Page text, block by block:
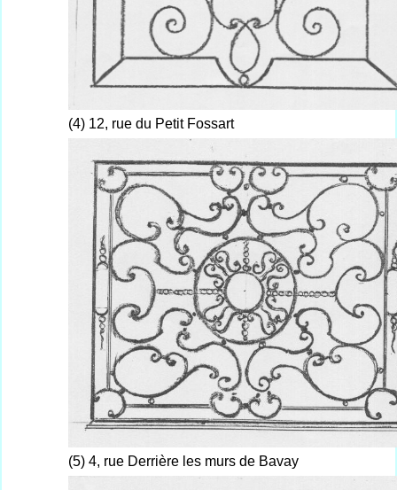
(4) 12, rue du Petit Fossart
(5) 4, rue Derrière les murs de Bavay